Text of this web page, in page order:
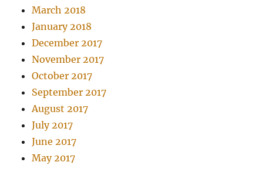
March 2018
January 2018
December 2017
November 2017
October 2017
September 2017
August 2017
July 2017
June 2017
May 2017